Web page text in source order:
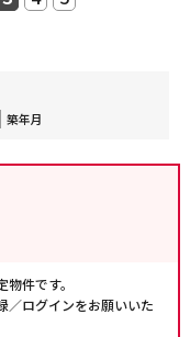
築年月
件です。
／ログインをお願いいた